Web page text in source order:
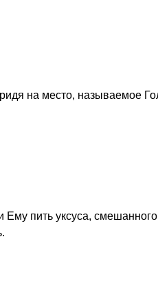
на место, называемое
Ему пить уксуса,